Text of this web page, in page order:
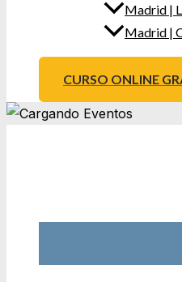
Madrid |
Madrid |
CURSO ONLINE